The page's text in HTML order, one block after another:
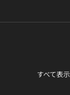
すべて表示